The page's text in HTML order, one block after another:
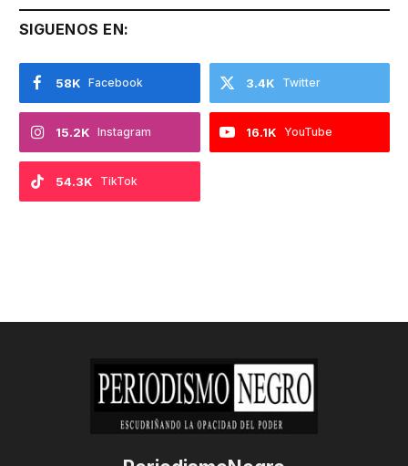
SIGUENOS EN:
Facebook
58K Twitter
3.4K
Instagram
15.2K YouTube
16.1K
TikTok
54.3K